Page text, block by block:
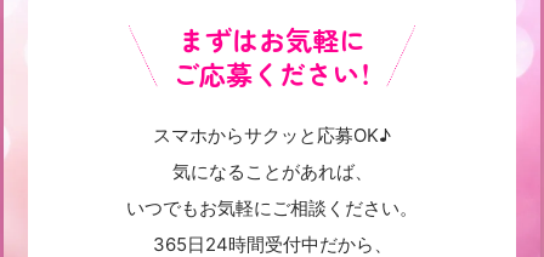
まずはお気軽に
ご応募ください！
スマホからサクッと応募OK♪
気になることがあれば、
いつでもお気軽にご相談ください。
365日24時間受付中だから、